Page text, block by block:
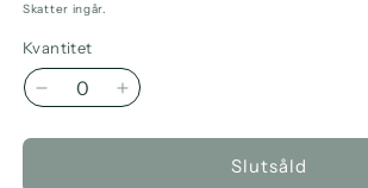
Skatter ingår.
Kvantitet
Minska
Öka
Slutsåld